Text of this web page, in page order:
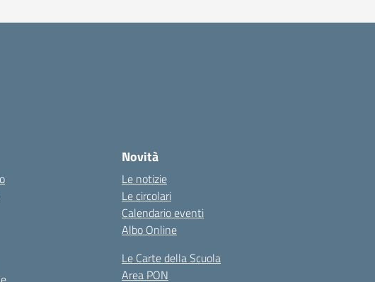
Novità
Le notizie
Le circolari
Calendario eventi
Albo Online
Le Carte della Scuola
Area PON